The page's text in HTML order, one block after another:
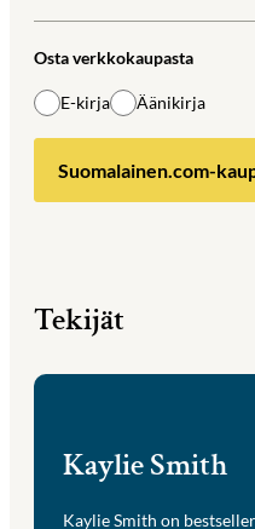
Osta verkkokaupasta
E-kirja Äänikirja
Suomalainen.com-
Tekijät
Kaylie Smith
Kaylie Smith on